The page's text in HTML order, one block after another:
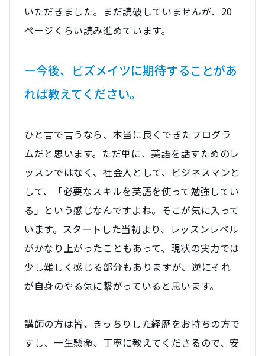
いただきました。まだ読破していませんが、20
ページくらい読み進めています。
―今後、ビズメイツに期待することがあ
れば教えてください。
ひと言で言うなら、本当に良くできたプログラ
ムだと思います。ただ単に、英語を話すためのレ
ッスンではなく、社会人として、ビジネスマンと
して、「必要なスキルを英語を使って勉強してい
る」という感じなんですよね。そこが気に入って
います。スタートした当初より、レッスンレベル
がかなり上がったこともあって、現状の実力では
少し難しく感じる部分もありますが、逆にそれ
が自身のやる気に繋がっていると思います。
講師の方は皆、きっちりした経歴をお持ちの方で
すし、一生懸命、丁寧に教えてくださるので、安